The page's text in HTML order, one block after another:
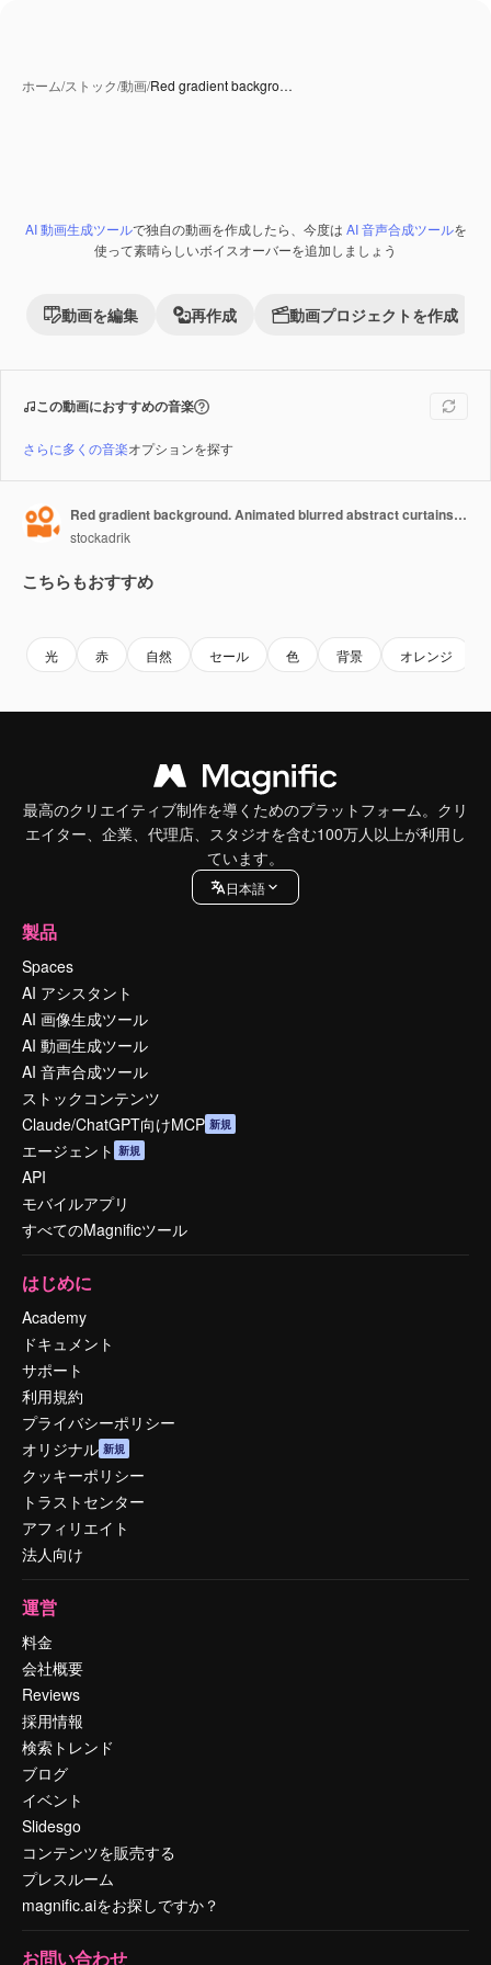
ホーム/ストック/動画/Red gradient backgro…
Premium
AI 動画生成ツールで独自の動画を作成したら、今度は AI 音声合成ツールを
使って素晴らしいボイスオーバーを追加しましょう
動画を編集 再作成 動画プロジェクトを作成
この動画におすすめの音楽
さらに多くの音楽オプションを探す
Red gradient background. Animated blurred abstract curtains. Looped motion graphics.
stockadrik
こちらもおすすめ
光 赤 自然 セール 色 背景 オレンジ
最高のクリエイティブ制作を導くためのプラットフォーム。クリ
エイター、企業、代理店、スタジオを含む100万人以上が利用し
ています。
日本語
製品
Spaces
AI アシスタント
AI 画像生成ツール
AI 動画生成ツール
AI 音声合成ツール
ストックコンテンツ
Claude/ChatGPT向けMCP 新規
エージェント 新規
API
モバイルアプリ
すべてのMagnificツール
はじめに
Academy
ドキュメント
サポート
利用規約
プライバシーポリシー
オリジナル 新規
クッキーポリシー
トラストセンター
アフィリエイト
法人向け
運営
料金
会社概要
Reviews
採用情報
検索トレンド
ブログ
イベント
Slidesgo
コンテンツを販売する
プレスルーム
magnific.aiをお探しですか？
お問い合わせ